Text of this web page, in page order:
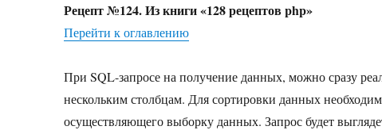
Рецепт №124. Из книги «128 рецептов php»
Перейти к оглавлению
При SQL-запросе на получение данных, можно сразу
нескольким столбцам. Для сортировки данных
осуществляющего выборку данных. Запрос будет